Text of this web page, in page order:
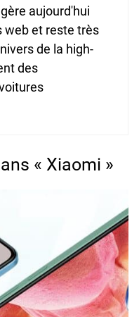
aujourd'hui
web et reste très
de la high-
des
« Xiaomi »